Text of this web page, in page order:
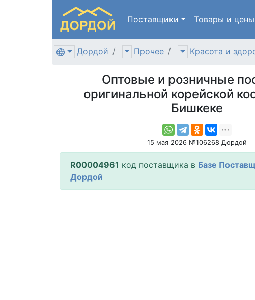
Поставщики Товары и цены
Дордой Прочее Красота и
Оптовые и розничные
оригинальной корейской
Бишкеке
15 мая 2026 №106268 Дордой
R00004961 код поставщика в Базе
Дордой